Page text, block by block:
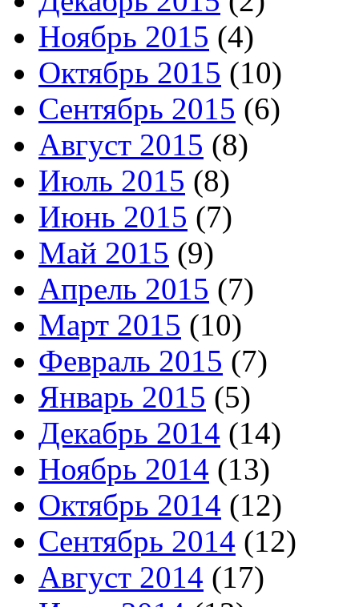
Ноябрь 2015 (4)
Октябрь 2015 (10)
Сентябрь 2015 (6)
Август 2015 (8)
Июль 2015 (8)
Июнь 2015 (7)
Май 2015 (9)
Апрель 2015 (7)
Март 2015 (10)
Февраль 2015 (7)
Январь 2015 (5)
Декабрь 2014 (14)
Ноябрь 2014 (13)
Октябрь 2014 (12)
Сентябрь 2014 (12)
Август 2014 (17)